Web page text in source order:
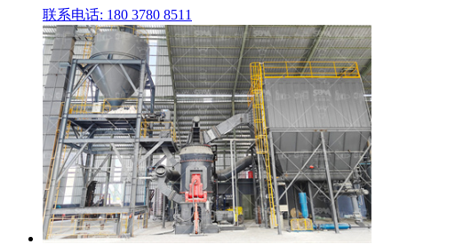
联系电话: 180 3780 8511